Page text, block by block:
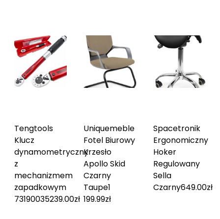
Tengtools
Klucz
dynamometryczny
z
mechanizmem
zapadkowym
73190035239.00zł
Uniquemeble
Fotel Biurowy
Krzesło
Apollo Skid
Czarny
Taupe1
199.99zł
Spacetronik
Ergonomiczny
Hoker
Regulowany
Sella
Czarny649.00zł